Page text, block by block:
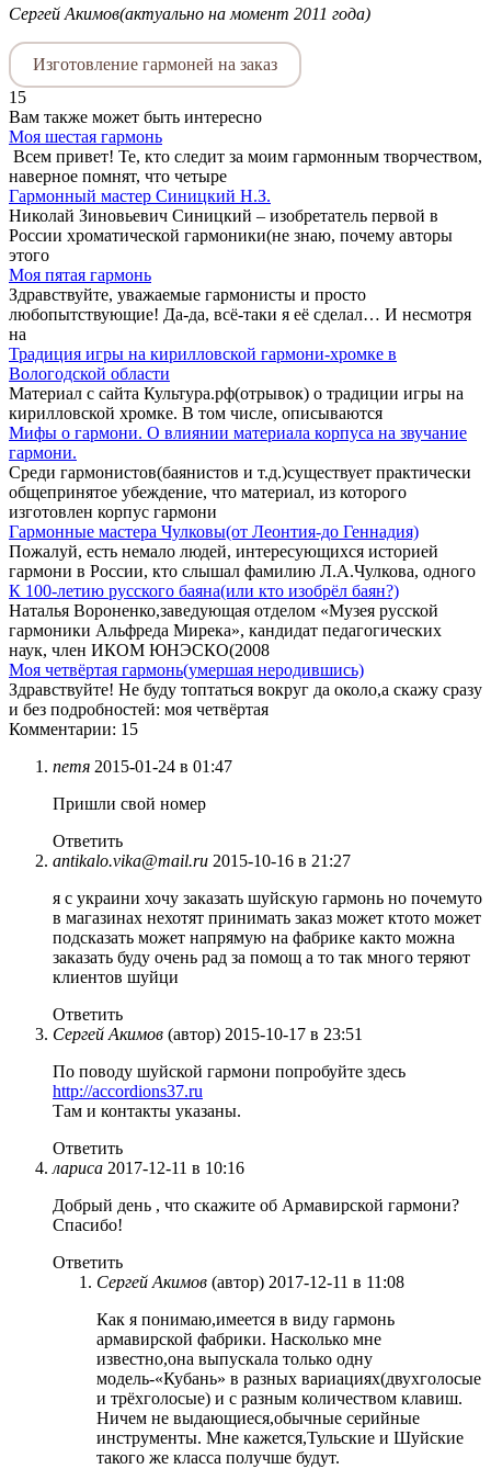
Сергей Акимов(актуально на момент 2011 года)
Изготовление гармоней на заказ
15
Вам также может быть интересно
Моя шестая гармонь
Всем привет! Те, кто следит за моим гармонным творчеством,
наверное помнят, что четыре
Гармонный мастер Синицкий Н.З.
Николай Зиновьевич Синицкий – изобретатель первой в
России хроматической гармоники(не знаю, почему авторы
этого
Моя пятая гармонь
Здравствуйте, уважаемые гармонисты и просто
любопытствующие! Да-да, всё-таки я её сделал… И несмотря
на
Традиция игры на кирилловской гармони-хромке в
Вологодской области
Материал с сайта Культура.рф(отрывок) о традиции игры на
кирилловской хромке. В том числе, описываются
Мифы о гармони. О влиянии материала корпуса на звучание
гармони.
Среди гармонистов(баянистов и т.д.)существует практически
общепринятое убеждение, что материал, из которого
изготовлен корпус гармони
Гармонные мастера Чулковы(от Леонтия-до Геннадия)
Пожалуй, есть немало людей, интересующихся историей
гармони в России, кто слышал фамилию Л.А.Чулкова, одного
К 100-летию русского баяна(или кто изобрёл баян?)
Наталья Вороненко,заведующая отделом «Музея русской
гармоники Альфреда Мирека», кандидат педагогических
наук, член ИКОМ ЮНЭСКО(2008
Моя четвёртая гармонь(умершая неродившись)
Здравствуйте! Не буду топтаться вокруг да около,а скажу сразу
и без подробностей: моя четвёртая
Комментарии: 15
петя 2015-01-24 в 01:47
Пришли свой номер
Ответить
antikalo.vika@mail.ru 2015-10-16 в 21:27
я с украини хочу заказать шуйскую гармонь но почемуто
в магазинах нехотят принимать заказ может ктото может
подсказать может напрямую на фабрике както можна
заказать буду очень рад за помощ а то так много теряют
клиентов шуйци
Ответить
Сергей Акимов (автор) 2015-10-17 в 23:51
По поводу шуйской гармони попробуйте здесь
http://accordions37.ru
Там и контакты указаны.
Ответить
лариса 2017-12-11 в 10:16
Добрый день , что скажите об Армавирской гармони?
Спасибо!
Ответить
Сергей Акимов (автор) 2017-12-11 в 11:08
Как я понимаю,имеется в виду гармонь
армавирской фабрики. Насколько мне
известно,она выпускала только одну
модель-«Кубань» в разных вариациях(двухголосые
и трёхголосые) и с разным количеством клавиш.
Ничем не выдающиеся,обычные серийные
инструменты. Мне кажется,Тульские и Шуйские
такого же класса получше будут.